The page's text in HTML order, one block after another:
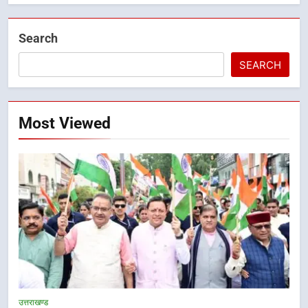
Search
SEARCH
Most Viewed
उत्तराखण्ड